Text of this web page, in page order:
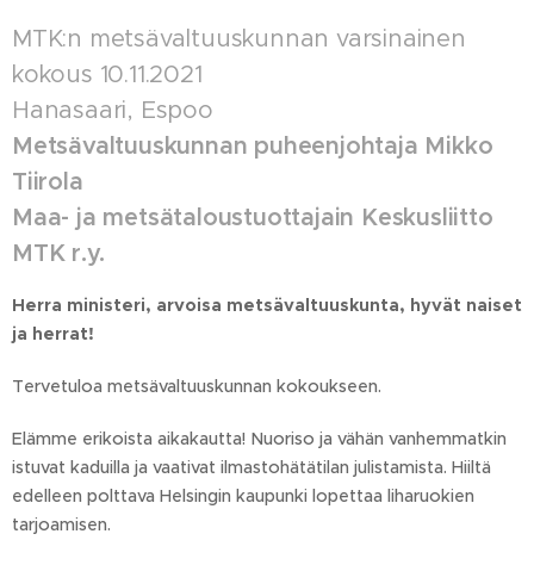
MTK:n metsävaltuuskunnan varsinainen
kokous 10.11.2021
Hanasaari, Espoo
Metsävaltuuskunnan puheenjohtaja Mikko
Tiirola
Maa- ja metsätaloustuottajain Keskusliitto
MTK r.y.
Herra ministeri, arvoisa metsävaltuuskunta, hyvät naiset
ja herrat!
Tervetuloa metsävaltuuskunnan kokoukseen.
Elämme erikoista aikakautta! Nuoriso ja vähän vanhemmatkin
istuvat kaduilla ja vaativat ilmastohätätilan julistamista. Hiiltä
edelleen polttava Helsingin kaupunki lopettaa liharuokien
tarjoamisen.